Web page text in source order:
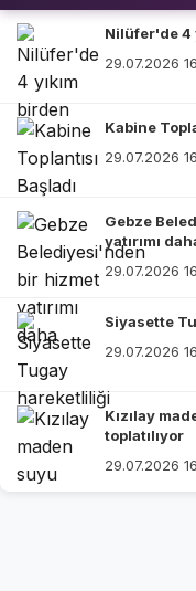
Nilüfer'de 4
29.07.2026
Kabine
29.07.2026
Gebze
yatırımı
29.07.2026
Siyasette
29.07.2026
Kızılay
toplatılıyor
29.07.2026